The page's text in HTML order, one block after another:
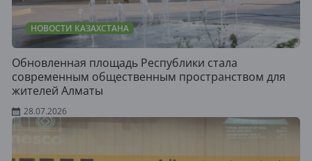
НОВОСТИ КАЗАХСТАНА
Обновленная площадь Республики стала
современным общественным пространством для
жителей Алматы
28.07.2026